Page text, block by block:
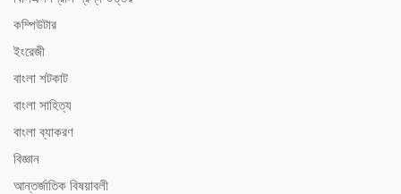
কম্পিউটার
ইংরেজী
বাংলা শটকাট
বাংলা সাহিত্য
বাংলা ব্যাকরণ
বিজ্ঞান
আন্তর্জাতিক বিষয়াবলী